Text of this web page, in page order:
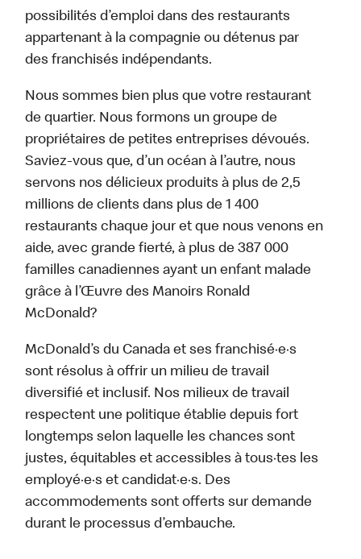
possibilités d’emploi dans des restaurants
appartenant à la compagnie ou détenus par
des franchisés indépendants.
Nous sommes bien plus que votre restaurant
de quartier. Nous formons un groupe de
propriétaires de petites entreprises dévoués.
Saviez-vous que, d’un océan à l’autre, nous
servons nos délicieux produits à plus de 2,5
millions de clients dans plus de 1 400
restaurants chaque jour et que nous venons en
aide, avec grande fierté, à plus de 387 000
familles canadiennes ayant un enfant malade
grâce à l’Œuvre des Manoirs Ronald
McDonald?
McDonald’s du Canada et ses franchisé·e·s
sont résolus à offrir un milieu de travail
diversifié et inclusif. Nos milieux de travail
respectent une politique établie depuis fort
longtemps selon laquelle les chances sont
justes, équitables et accessibles à tous·tes les
employé·e·s et candidat·e·s. Des
accommodements sont offerts sur demande
durant le processus d’embauche.